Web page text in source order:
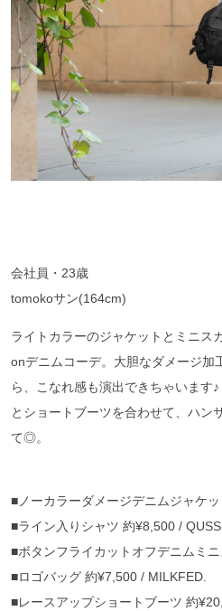
会社員・ 23歳
tomokoサン(164cm)
ライトカラーのジャケットとミニス
onデニムコーデ。大胆なダメージ加
ら、こなれ感も演出できちゃいま
とショートブーツを合わせて、ハン
て◎。
■ノーカラーダメージデニムジャケッ
■ライン入りシャツ 約¥8,500 /
■ボタンフライカットオフデニムミニ
■ロゴバッグ 約¥7,500 / MILKFED.
■レースアップショートブーツ 約